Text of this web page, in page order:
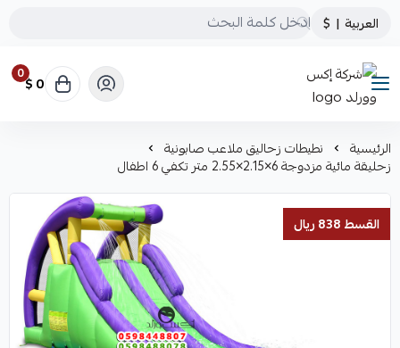
العربية |
$
شركة إكس وورلد
0 0 $
الرئيسية نطيطات زحاليق ملاعب صابونية
زحليقة مائية مزدوجة 6×2.15×2.55 متر تكفي 6 اطفال
القسط 838 ريال